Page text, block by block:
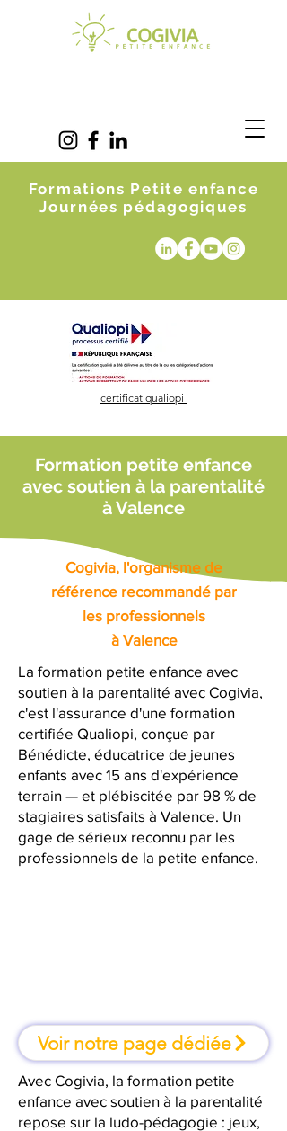
Formations Petite enfance
Journées pédagogiques
certificat qualiopi
Formation petite enfance
avec soutien à la parentalité
à Valence
Cogivia, l'organisme de
référence recommandé par
les professionnels
à Valence
La formation petite enfance avec
soutien à la parentalité avec Cogivia,
c'est l'assurance d'une formation
certifiée Qualiopi, conçue par
Bénédicte, éducatrice de jeunes
enfants avec 15 ans d'expérience
terrain — et plébiscitée par 98 % de
stagiaires satisfaits à Valence. Un
gage de sérieux reconnu par les
professionnels de la petite enfance.
Voir notre page dédiée
Avec Cogivia, la formation petite
enfance avec soutien à la parentalité
repose sur la ludo-pédagogie : jeux,